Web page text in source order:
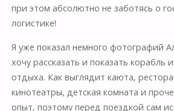
при этом абсолютно не заботясь о
логистике!
Я уже показал немного фотографий
хочу рассказать и показать корабль
отдыха. Как выглядит каюта,
кинотеатры, детская комната и
опыт, поэтому перед поездкой сам